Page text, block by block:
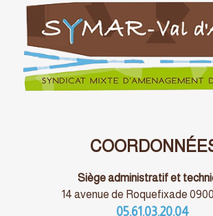
Siège administratif et
14 avenue de Roquefixade
05.61.03.20.04